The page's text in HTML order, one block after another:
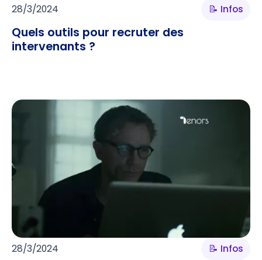
28/3/2024 📝 Infos
Quels outils pour recruter des
intervenants ?
28/3/2024 📝 Infos